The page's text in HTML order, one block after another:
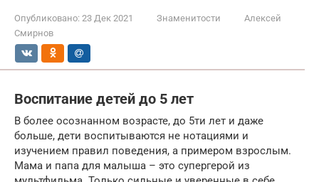
Опубликовано: 23 Дек 2021 Знаменитости
Алексей
Смирнов
Воспитание детей до 5 лет
В более осознанном возрасте, до 5ти лет и даже
больше, дети воспитываются не нотациями и
изучением правил поведения, а примером взрослым.
Мама и папа для малыша – это супергерой из